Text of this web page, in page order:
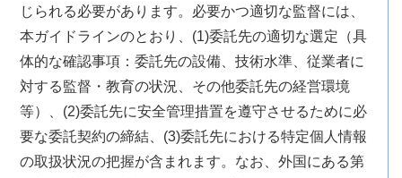
じられる必要があります。必要かつ適切な監督には、
本ガイドラインのとおり、(1)委託先の適切な選定（具
体的な確認事項：委託先の設備、技術水準、従業者に
対する監督・教育の状況、その他委託先の経営環境
等）、(2)委託先に安全管理措置を遵守させるために必
要な委託契約の締結、(3)委託先における特定個人情報
の取扱状況の把握が含まれます。なお、外国にある第